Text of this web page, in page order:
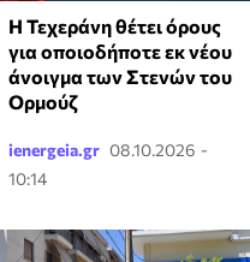
Η Τεχεράνη θέτει όρους
για οποιοδήποτε εκ νέου
άνοιγμα των Στενών του
Ορμούζ
ienergeia.gr 08.10.2026 -
10:14